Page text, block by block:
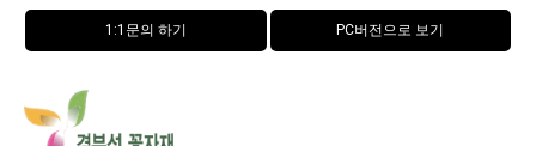
1:1문의 하기 PC버전으로 보기